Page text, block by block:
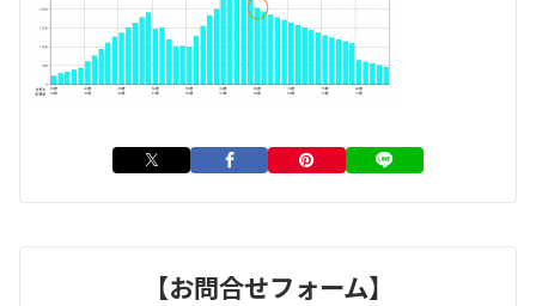
【お問合せフォーム】